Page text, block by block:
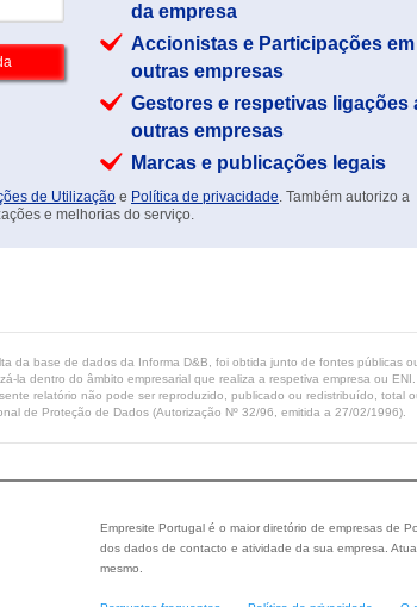
da empresa
Accionistas e Participações em
outras empresas
Gestores e respetivas ligações
outras empresas
Marcas e publicações legais
de Utilização e Política de privacidade. Também autorizo a
e melhorias do serviço.
da base de dados da Informa D&B, foi obtida junto de fontes públicas
la dentro do âmbito empresarial que realiza a respetiva empresa ou
relatório não pode ser reproduzido, publicado ou redistribuído, total
de Proteção de Dados (Autorização Nº 32/96, emitida a 27/02/1996).
Empresite Portugal é o maior diretório de empresas de
dos dados de contacto e atividade da sua empresa.
mesmo.